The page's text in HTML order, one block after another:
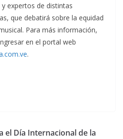
expertos de distintas
que debatirá sobre la equidad
Para más información,
en el portal web
.
el Día Internacional de la